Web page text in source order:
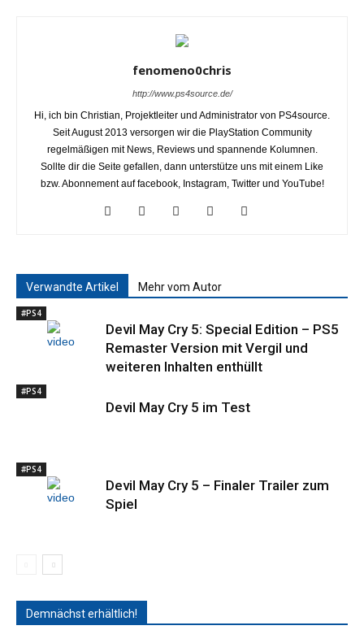
fenomeno0chris
http://www.ps4source.de/
Hi, ich bin Christian, Projektleiter und Administrator von PS4source.
Seit August 2013 versorgen wir die PlayStation Community
regelmäßigen mit News, Reviews und spannende Kolumnen.
Sollte dir die Seite gefallen, dann unterstütze uns mit einem Like
bzw. Abonnement auf facebook, Instagram, Twitter und YouTube!
Verwandte Artikel Mehr vom Autor
#PS4
Devil May Cry 5: Special Edition – PS5
Remaster Version mit Vergil und
weiteren Inhalten enthüllt
#PS4
Devil May Cry 5 im Test
#PS4
Devil May Cry 5 – Finaler Trailer zum
Spiel
Demnächst erhältlich!